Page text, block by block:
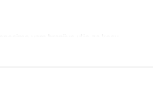
vam hranjivo ulje za kosu
oslabiti i oštetiti, no ovo hranjivo